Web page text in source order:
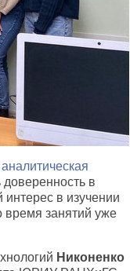
аналитическая
доверенность в
в изучении
время занятий уже
Никоненко